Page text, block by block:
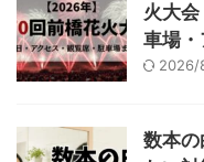
火大
車場・
2026/
数本の